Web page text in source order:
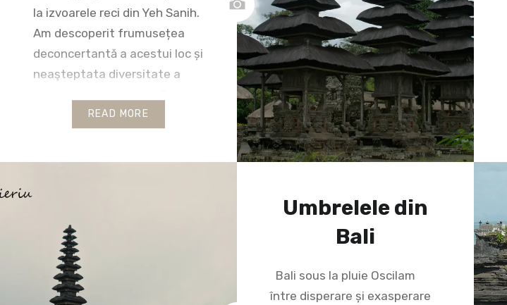
la izvoarele reci din Yeh Sanih.
Am descoperit frumusețea
deconcertantă a acestui loc și
neaşteptata diversitate a
unele cu nisipuri negre, altele
READ MORE
Umbrelele din
Bali
Bali sous la pluie Oscilam
între disperare și exasperare